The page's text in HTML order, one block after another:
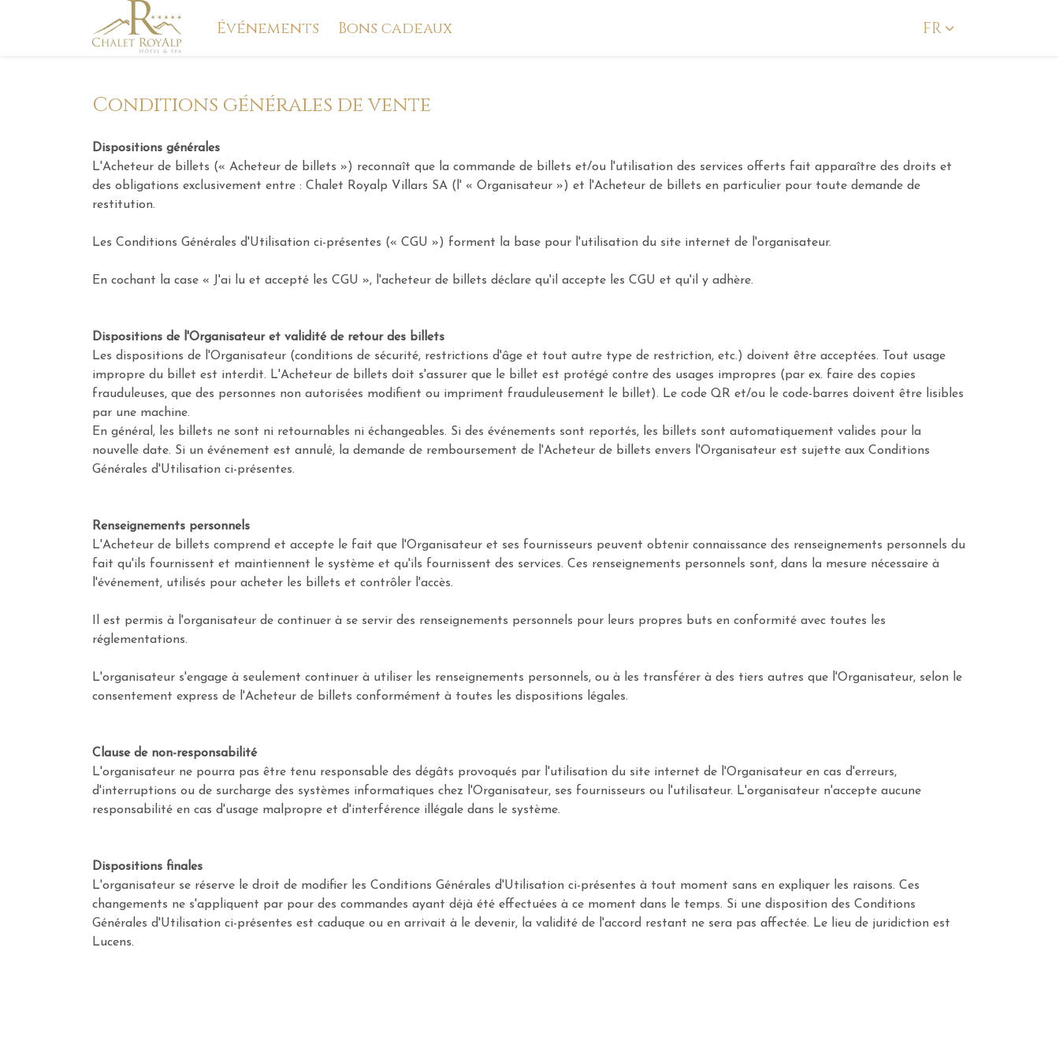
Événements Bons cadeaux FR
Conditions générales de vente
Dispositions générales
L'Acheteur de billets (« Acheteur de billets ») reconnaît que la commande de billets et/ou l'utilisation des services offerts fait apparaître des droits et
des obligations exclusivement entre : Chalet Royalp Villars SA (l' « Organisateur ») et l'Acheteur de billets en particulier pour toute demande de
restitution.
Les Conditions Générales d'Utilisation ci-présentes (« CGU ») forment la base pour l'utilisation du site internet de l'organisateur.
En cochant la case « J'ai lu et accepté les CGU », l'acheteur de billets déclare qu'il accepte les CGU et qu'il y adhère.
Dispositions de l'Organisateur et validité de retour des billets
Les dispositions de l'Organisateur (conditions de sécurité, restrictions d'âge et tout autre type de restriction, etc.) doivent être acceptées. Tout usage
impropre du billet est interdit. L'Acheteur de billets doit s'assurer que le billet est protégé contre des usages impropres (par ex. faire des copies
frauduleuses, que des personnes non autorisées modifient ou impriment frauduleusement le billet). Le code QR et/ou le code-barres doivent être lisibles
par une machine.
En général, les billets ne sont ni retournables ni échangeables. Si des événements sont reportés, les billets sont automatiquement valides pour la
nouvelle date. Si un événement est annulé, la demande de remboursement de l'Acheteur de billets envers l'Organisateur est sujette aux Conditions
Générales d'Utilisation ci-présentes.
Renseignements personnels
L'Acheteur de billets comprend et accepte le fait que l'Organisateur et ses fournisseurs peuvent obtenir connaissance des renseignements personnels du
fait qu'ils fournissent et maintiennent le système et qu'ils fournissent des services. Ces renseignements personnels sont, dans la mesure nécessaire à
l'événement, utilisés pour acheter les billets et contrôler l'accès.
Il est permis à l'organisateur de continuer à se servir des renseignements personnels pour leurs propres buts en conformité avec toutes les
réglementations.
L'organisateur s'engage à seulement continuer à utiliser les renseignements personnels, ou à les transférer à des tiers autres que l'Organisateur, selon le
consentement express de l'Acheteur de billets conformément à toutes les dispositions légales.
Clause de non-responsabilité
L'organisateur ne pourra pas être tenu responsable des dégâts provoqués par l'utilisation du site internet de l'Organisateur en cas d'erreurs,
d'interruptions ou de surcharge des systèmes informatiques chez l'Organisateur, ses fournisseurs ou l'utilisateur. L'organisateur n'accepte aucune
responsabilité en cas d'usage malpropre et d'interférence illégale dans le système.
Dispositions finales
L'organisateur se réserve le droit de modifier les Conditions Générales d'Utilisation ci-présentes à tout moment sans en expliquer les raisons. Ces
changements ne s'appliquent par pour des commandes ayant déjà été effectuées à ce moment dans le temps. Si une disposition des Conditions
Générales d'Utilisation ci-présentes est caduque ou en arrivait à le devenir, la validité de l'accord restant ne sera pas affectée. Le lieu de juridiction est
Lucens.